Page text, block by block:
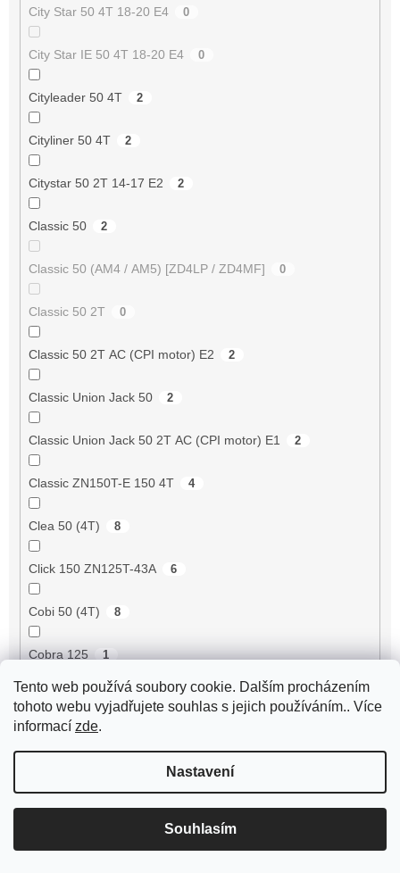
Tento web používá soubory cookie. Dalším procházením
tohoto webu vyjadřujete souhlas s jejich používáním.. Více
informací zde.
Nastavení
Souhlasím
City Star 50 4T 18-20 E4 0
City Star IE 50 4T 18-20 E4 0
Cityleader 50 4T 2
Cityliner 50 4T 2
Citystar 50 2T 14-17 E2 2
Classic 50 2
Classic 50 (AM4 / AM5) [ZD4LP / ZD4MF] 0
Classic 50 2T 0
Classic 50 2T AC (CPI motor) E2 2
Classic Union Jack 50 2
Classic Union Jack 50 2T AC (CPI motor) E1 2
Classic ZN150T-E 150 4T 4
Clea 50 (4T) 8
Click 150 ZN125T-43A 6
Cobi 50 (4T) 8
Cobra 125 1